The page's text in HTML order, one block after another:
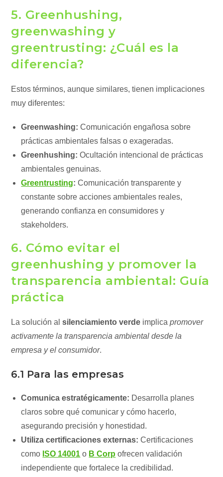
5. Greenhushing,
greenwashing y
greentrusting: ¿Cuál es la
diferencia?
Estos términos, aunque similares, tienen implicaciones
muy diferentes:
Greenwashing: Comunicación engañosa sobre
prácticas ambientales falsas o exageradas.
Greenhushing: Ocultación intencional de prácticas
ambientales genuinas.
Greentrusting: Comunicación transparente y
constante sobre acciones ambientales reales,
generando confianza en consumidores y
stakeholders.
6. Cómo evitar el
greenhushing y promover la
transparencia ambiental: Guía
práctica
La solución alsilenciamiento verde implicapromover
activamente la transparencia ambiental desde la
empresa y el consumidor.
6.1 Para las empresas
Comunica estratégicamente: Desarrolla planes
claros sobre qué comunicar y cómo hacerlo,
asegurando precisión y honestidad.
Utiliza certificaciones externas: Certificaciones
como ISO 14001 o B Corp ofrecen validación
independiente que fortalece la credibilidad.